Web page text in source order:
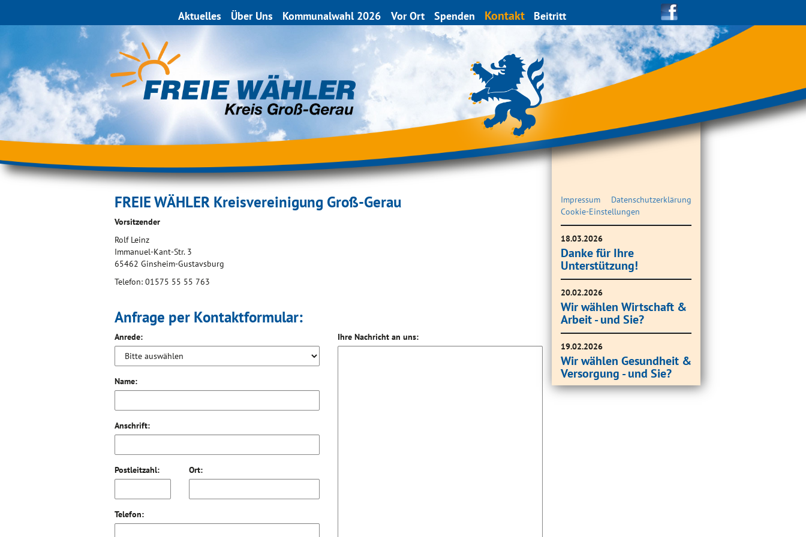
Aktuelles Über Uns Kommunalwahl 2026 Vor Ort Spenden Kontakt Beitritt
FREIE WÄHLER Kreisvereinigung Groß-Gerau
Vorsitzender
Rolf Leinz
Immanuel-Kant-Str. 3
65462 Ginsheim-Gustavsburg
Telefon: 01575 55 55 763
Anfrage per Kontaktformular:
Anrede:
Name:
Anschrift:
Postleitzahl: Ort:
Telefon:
Ihre Nachricht an uns:
Impressum
Datenschutzerklärung
Cookie-Einstellungen
18.03.2026
Danke für Ihre
Unterstützung!
20.02.2026
Wir wählen Wirtschaft &
Arbeit - und Sie?
19.02.2026
Wir wählen Gesundheit &
Versorgung - und Sie?